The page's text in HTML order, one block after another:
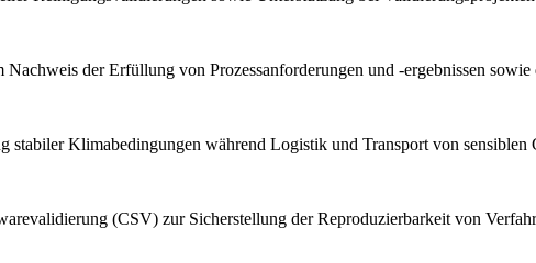
Nachweis der Erfüllung von Prozessanforderungen und -ergebnissen
stabiler Klimabedingungen während Logistik und Transport von sensiblen
(CSV) zur Sicherstellung der Reproduzierbarkeit von